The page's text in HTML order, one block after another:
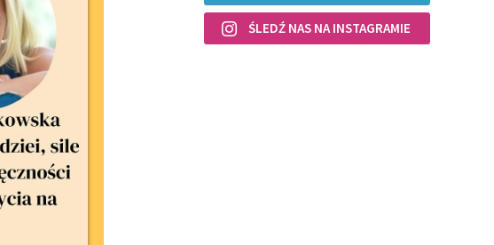
ŚLEDŹ NAS NA INSTAGRAMIE